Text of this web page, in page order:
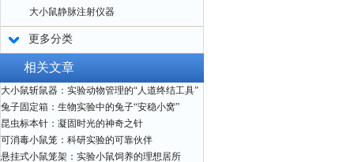
大小鼠静脉注射仪器
更多分类
相关文章
大小鼠斩鼠器：实验动物管理的“人道终结工具”
兔子固定箱：生物实验中的兔子“安稳小窝”
昆虫标本针：凝固时光的神奇之针
可消毒小鼠笼：科研实验的可靠伙伴
悬挂式小鼠笼架：实验小鼠饲养的理想居所